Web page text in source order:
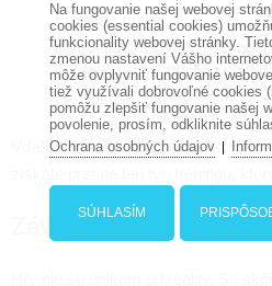
Firemné tímynajviac získajú
komunikačných hier –
rôzne aktivity na riešenie
skrytými rolami.
Vďaka tomu si každý nájde to, čo
Na fungovanie našej webovej
cookies (essential cookies)
funkcionality webovej stránky.
zmenou nastavení Vášho
môže ovplyvniť fungovanie
tiež využívali dobrovoľné cookies
pomôžu zlepšiť fungovanie našej
povolenie, prosím, odkliknite
Ochrana osobných údajov|
SÚHLASÍM